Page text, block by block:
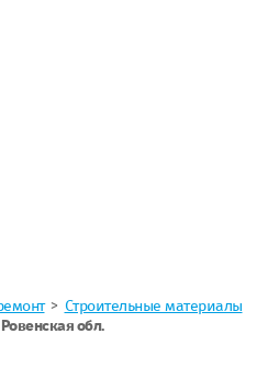
Строительные материалы
обл.